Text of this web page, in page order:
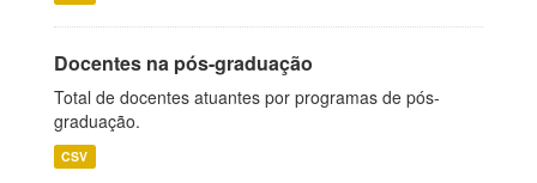
Docentes na pós-graduação
Total de docentes atuantes por programas de pós-
graduação.
CSV